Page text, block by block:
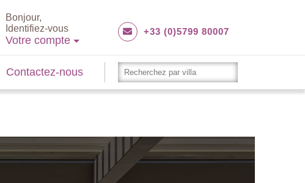
Bonjour,
Identifiez-vous
Votre compte
+33 (0)5799 80007
Contactez-nous